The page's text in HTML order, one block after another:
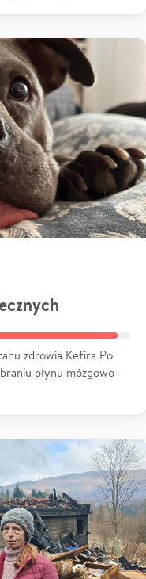
zdrowia Kefira Po
płynu mózgowo-